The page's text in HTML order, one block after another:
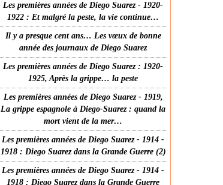
Les premières années de Diego Suarez - 1920-
1922 : Et malgré la peste, la vie continue…
Il y a presque cent ans… Les vœux de bonne
année des journaux de Diego Suarez
Les premières années de Diego Suarez : 1920-
1925, Après la grippe… la peste
Les premières années de Diego Suarez - 1919,
La grippe espagnole à Diego-Suarez : quand la
mort vient de la mer…
Les premières années de Diego Suarez - 1914 -
1918 : Diego Suarez dans la Grande Guerre (2)
Les premières années de Diego Suarez - 1914 -
1918 : Diego Suarez dans la Grande Guerre